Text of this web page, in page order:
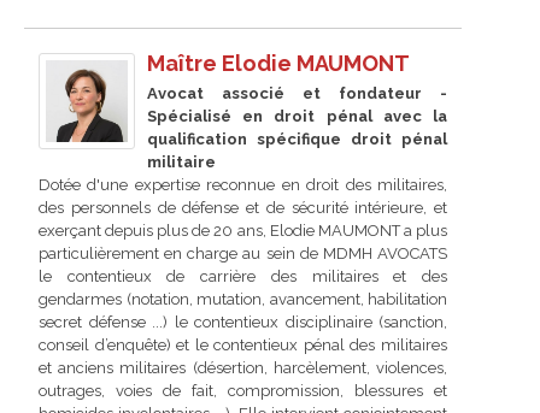
Maître Elodie MAUMONT
Avocat associé et fondateur -
Spécialisé en droit pénal avec la
qualification spécifique droit pénal
militaire
Dotée d'une expertise reconnue en droit des militaires,
des personnels de défense et de sécurité intérieure, et
exerçant depuis plus de 20 ans, Elodie MAUMONT a plus
particulièrement en charge au sein de MDMH AVOCATS
le contentieux de carrière des militaires et des
gendarmes (notation, mutation, avancement, habilitation
secret défense ...) le contentieux disciplinaire (sanction,
conseil d’enquête) et le contentieux pénal des militaires
et anciens militaires (désertion, harcèlement, violences,
outrages, voies de fait, compromission, blessures et